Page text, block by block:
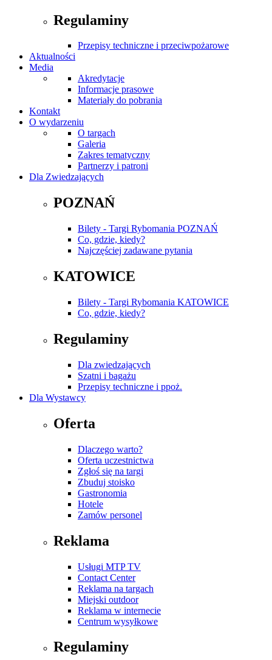
Regulaminy
Przepisy techniczne i przeciwpożarowe
Aktualności
Media
Akredytacje
Informacje prasowe
Materiały do pobrania
Kontakt
O wydarzeniu
O targach
Galeria
Zakres tematyczny
Partnerzy i patroni
Dla Zwiedzających
POZNAŃ
Bilety - Targi Rybomania POZNAŃ
Co, gdzie, kiedy?
Najczęściej zadawane pytania
KATOWICE
Bilety - Targi Rybomania KATOWICE
Co, gdzie, kiedy?
Regulaminy
Dla zwiedzających
Szatni i bagażu
Przepisy techniczne i ppoż.
Dla Wystawcy
Oferta
Dlaczego warto?
Oferta uczestnictwa
Zgłoś się na targi
Zbuduj stoisko
Gastronomia
Hotele
Zamów personel
Reklama
Usługi MTP TV
Contact Center
Reklama na targach
Miejski outdoor
Reklama w internecie
Centrum wysyłkowe
Regulaminy